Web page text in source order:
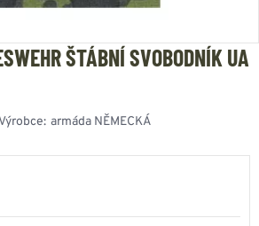
ŠTÁBNÍ SVOBODNÍK UA
armáda NĚMECKÁ